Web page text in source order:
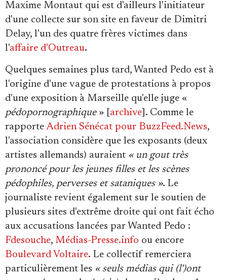
Maxime Montaut qui est d'ailleurs l'initiateur
d'une collecte sur son site en faveur de Dimitri
Delay, l'un des quatre frères victimes dans
l'affaire d'Outreau.
Quelques semaines plus tard, Wanted Pedo est à
l'origine d'une vague de protestations à propos
d'une exposition à Marseille qu'elle juge «
pédopornographique» [ archive ]. Comme le
rapporte Adrien Sénécat pour BuzzFeed.News,
l'association considère que les exposants (deux
artistes allemands) auraient « un gout très
prononcé pour les jeunes filles et les scènes
pédophiles, perverses et sataniques ». Le
journaliste revient également sur le soutien de
plusieurs sites d'extrême droite qui ont fait écho
aux accusations lancées par Wanted Pedo :
Fdesouche, Médias-Presse.info ou encore
Boulevard Voltaire. Le collectif remerciera
particulièrement les « seuls médias qui (l')ont